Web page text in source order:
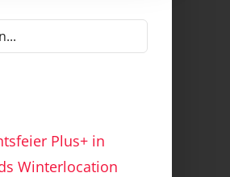
Plus+ in
Winterlocation